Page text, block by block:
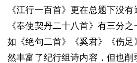
《江行一百首》更在总题下没
《奉使契丹二十八首》有三分
如《绝句二首》《奚君》《伤足
然丰富了纪行组诗内容，但也